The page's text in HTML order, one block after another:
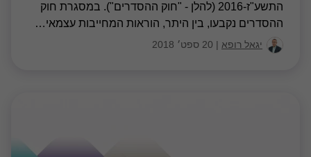
התשע"ז-2016 (להלן - "חוק ההסדרים"). במסגרת חוק
ההסדרים נקבעו, בין היתר, הוראות המחייבות עצמאי…
יגאל רופא | 20 ספט׳ 2018